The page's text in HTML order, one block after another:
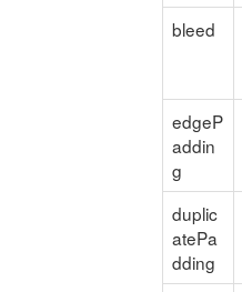
bleed
edgeP
addin
g
duplic
atePa
dding